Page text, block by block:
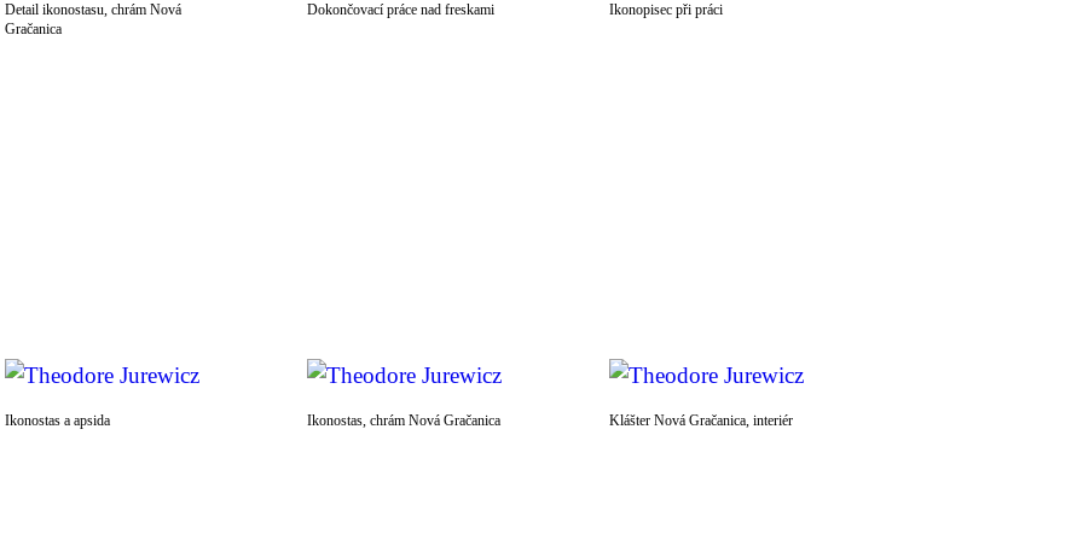
Detail ikonostasu, chrám Nová
Gračanica
Dokončovací práce nad freskami Ikonopisec při práci
Ikonostas a apsida Ikonostas, chrám Nová Gračanica Klášter Nová Gračanica, interiér